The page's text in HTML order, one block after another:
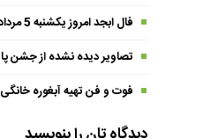
فال ابجد امروز یکشنبه 5 مرداد 1404 | حروف ابجد از تغییرات مثبت خبر می‌دهند !
تصاویر دیده نشده از جشن
فوت و فن تهیه آبغوره